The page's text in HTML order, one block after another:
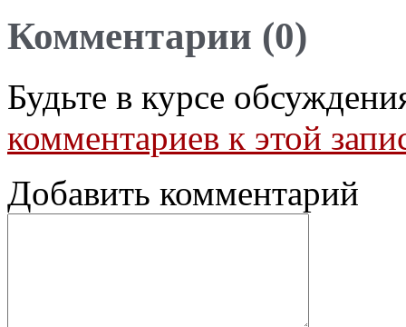
Комментарии (0)
Будьте в курсе
комментариев к этой
Добавить комментарий